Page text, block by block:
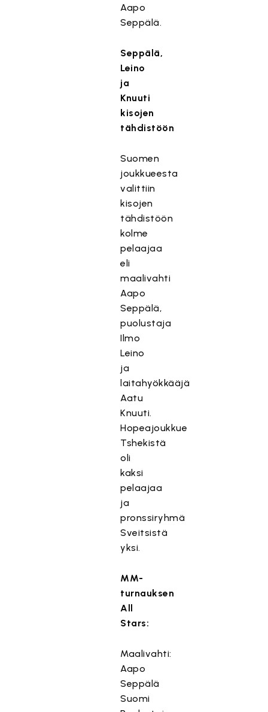
Aapo
Seppälä.
Seppälä,
Leino
ja
Knuuti
kisojen
tähdistöön
Suomen
joukkueesta
valittiin
kisojen
tähdistöön
kolme
pelaajaa
eli
maalivahti
Aapo
Seppälä,
puolustaja
Ilmo
Leino
ja
laitahyökkääjä
Aatu
Knuuti.
Hopeajoukkue
Tshekistä
oli
kaksi
pelaajaa
ja
pronssiryhmä
Sveitsistä
yksi.
MM-
turnauksen
All
Stars:
Maalivahti:
Aapo
Seppälä
Suomi
T
ä